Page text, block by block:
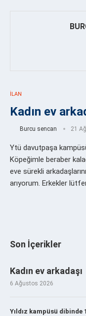
İLAN
Kadın ev
Burcu sencan 21
Ytü davutpaşa
Köpeğimle beraber
eve sürekli
arıyorum. Erkekler
Son İçerikler
Kadın ev arkadaşı
6 Ağustos 2026
Yıldız kampüsü dibinde